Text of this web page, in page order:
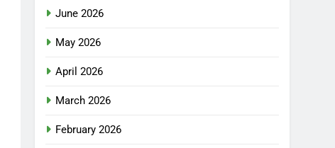
June 2026
May 2026
April 2026
March 2026
February 2026